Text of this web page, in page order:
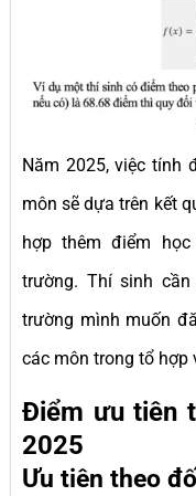
Năm 2025, việc tính
môn sẽ dựa trên kết
hợp thêm điểm
trường. Thí sinh
trường mình muốn
các môn trong tổ hợp
Điểm ưu tiên
2025
Ưu tiên theo